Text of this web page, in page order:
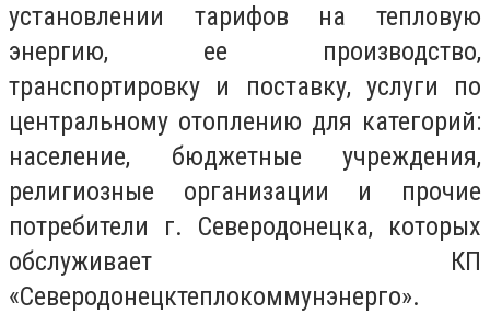
установлении тарифов на тепловую
энергию, ее производство,
транспортировку и поставку, услуги по
центральному отоплению для категорий:
население, бюджетные учреждения,
религиозные организации и прочие
потребители г. Северодонецка, которых
обслуживает КП
«Северодонецктеплокоммунэнерго».